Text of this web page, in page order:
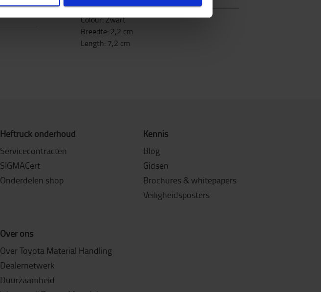
Colour:Zwart
Breedte: 2,2 cm
Length: 7,2 cm
Heftruck onderhoud
Servicecontracten
SIGMACert
Onderdelen shop
Kennis
Blog
Gidsen
Brochures & whitepapers
Veiligheidsposters
Over ons
Over Toyota Material Handling
Dealernetwerk
Duurzaamheid